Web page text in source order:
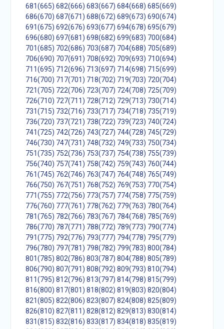
681(665) 682(666) 683(667) 684(668) 685(669)
686(670) 687(671) 688(672) 689(673) 690(674)
691(675) 692(676) 693(677) 694(678) 695(679)
696(680) 697(681) 698(682) 699(683) 700(684)
701(685) 702(686) 703(687) 704(688) 705(689)
706(690) 707(691) 708(692) 709(693) 710(694)
711(695) 712(696) 713(697) 714(698) 715(699)
716(700) 717(701) 718(702) 719(703) 720(704)
721(705) 722(706) 723(707) 724(708) 725(709)
726(710) 727(711) 728(712) 729(713) 730(714)
731(715) 732(716) 733(717) 734(718) 735(719)
736(720) 737(721) 738(722) 739(723) 740(724)
741(725) 742(726) 743(727) 744(728) 745(729)
746(730) 747(731) 748(732) 749(733) 750(734)
751(735) 752(736) 753(737) 754(738) 755(739)
756(740) 757(741) 758(742) 759(743) 760(744)
761(745) 762(746) 763(747) 764(748) 765(749)
766(750) 767(751) 768(752) 769(753) 770(754)
771(755) 772(756) 773(757) 774(758) 775(759)
776(760) 777(761) 778(762) 779(763) 780(764)
781(765) 782(766) 783(767) 784(768) 785(769)
786(770) 787(771) 788(772) 789(773) 790(774)
791(775) 792(776) 793(777) 794(778) 795(779)
796(780) 797(781) 798(782) 799(783) 800(784)
801(785) 802(786) 803(787) 804(788) 805(789)
806(790) 807(791) 808(792) 809(793) 810(794)
811(795) 812(796) 813(797) 814(798) 815(799)
816(800) 817(801) 818(802) 819(803) 820(804)
821(805) 822(806) 823(807) 824(808) 825(809)
826(810) 827(811) 828(812) 829(813) 830(814)
831(815) 832(816) 833(817) 834(818) 835(819)